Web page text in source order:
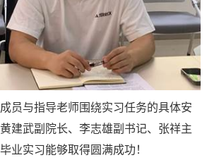
员与指导老师围绕实习任务的具体安
建武副院长、李志雄副书记、张祥主
业实习能够取得圆满成功！